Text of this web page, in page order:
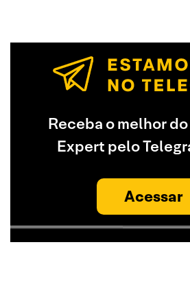
Receba o melhor
Expert pelo
Acessar